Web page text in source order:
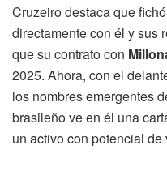
Cruzeiro destaca que
directamente con él y sus
que su contrato con
2025. Ahora, con el
los nombres emergentes
brasileño ve en él una
un activo con potencial